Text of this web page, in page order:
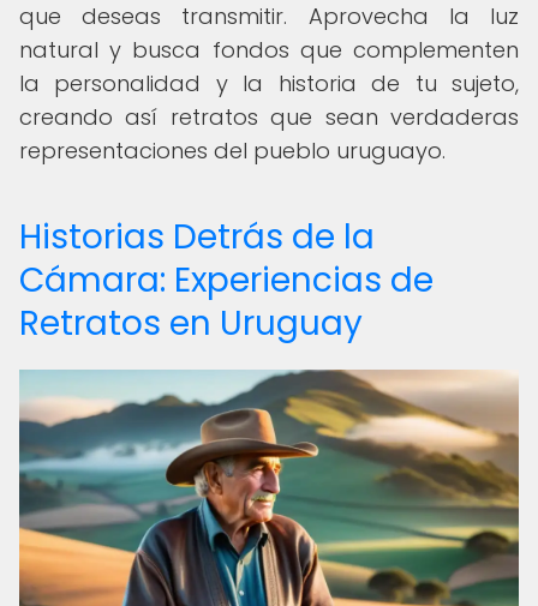
que deseas transmitir. Aprovecha la luz
natural y busca fondos que complementen
la personalidad y la historia de tu sujeto,
creando así retratos que sean verdaderas
representaciones del pueblo uruguayo.
Historias Detrás de la
Cámara: Experiencias de
Retratos en Uruguay